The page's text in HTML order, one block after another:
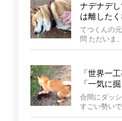
ナデナデ
は離した
応策が、
る【動画】
てつくんの
問 ただいま
最中の柴犬
「世界一
「一気に
ダッシュ
【動画】
合間にダッ
すごい勢い
柴犬の波平